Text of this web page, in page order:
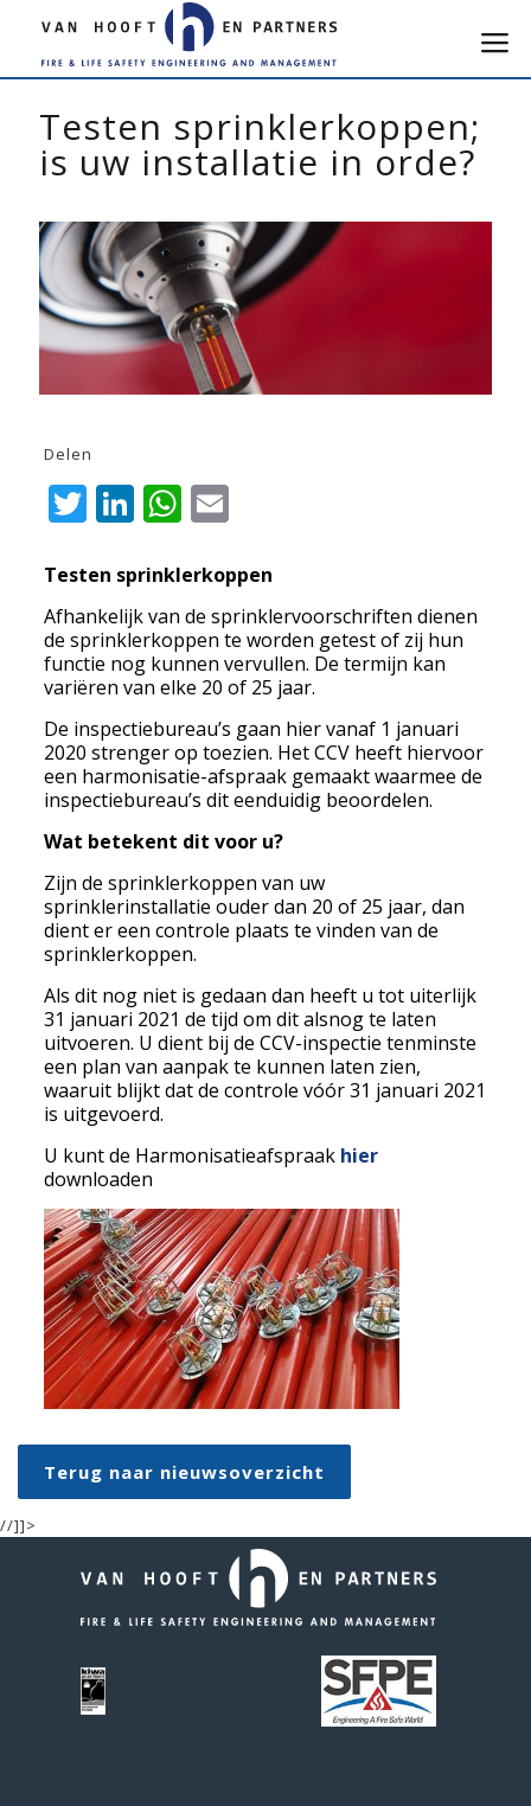
Testen sprinklerkoppen;
is uw installatie in orde?
Delen
Twitter
LinkedIn
WhatsApp
Email
Testen sprinklerkoppen
Afhankelijk van de sprinklervoorschriften dienen
de sprinklerkoppen te worden getest of zij hun
functie nog kunnen vervullen. De termijn kan
variëren van elke 20 of 25 jaar.
De inspectiebureau’s gaan hier vanaf 1 januari
2020 strenger op toezien. Het CCV heeft hiervoor
een harmonisatie-afspraak gemaakt waarmee de
inspectiebureau’s dit eenduidig beoordelen.
Wat betekent dit voor u?
Zijn de sprinklerkoppen van uw
sprinklerinstallatie ouder dan 20 of 25 jaar, dan
dient er een controle plaats te vinden van de
sprinklerkoppen.
Als dit nog niet is gedaan dan heeft u tot uiterlijk
31 januari 2021 de tijd om dit alsnog te laten
uitvoeren. U dient bij de CCV-inspectie tenminste
een plan van aanpak te kunnen laten zien,
waaruit blijkt dat de controle vóór 31 januari 2021
is uitgevoerd.
U kunt de Harmonisatieafspraak hier
downloaden
Terug naar nieuwsoverzicht
//]]>